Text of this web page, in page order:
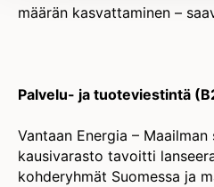
määrän kasvattaminen –
Palvelu- ja tuoteviestintä
Vantaan Energia –
kausivarasto tavoitti
kohderyhmät Suomessa ja